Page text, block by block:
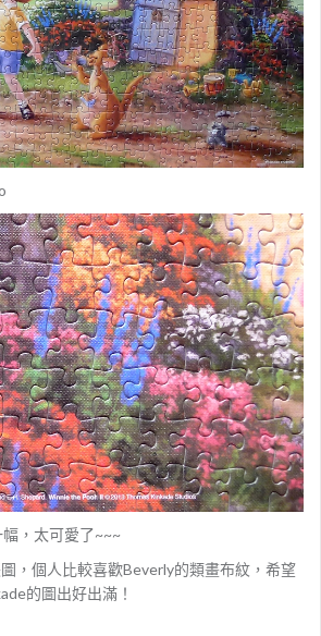
，太可愛了~~~
，個人比較喜歡Beverly的類畫布紋，希望
的圖出好出滿！